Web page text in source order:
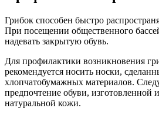
Грибок способен быстро
При посещении общественного
надевать закрытую обувь.
Для профилактики возникновения
рекомендуется носить носки,
хлопчатобумажных материалов.
предпочтение обуви, изготовленной
натуральной кожи.